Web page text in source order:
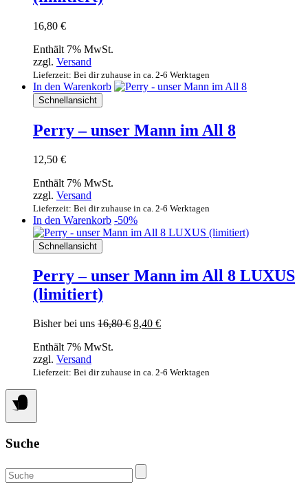
16,80 €
Enthält 7% MwSt.
zzgl. Versand
Lieferzeit: Bei dir zuhause in ca. 2-6 Werktagen
In den Warenkorb
Schnellansicht
Perry – unser Mann im All 8
12,50 €
Enthält 7% MwSt.
zzgl. Versand
Lieferzeit: Bei dir zuhause in ca. 2-6 Werktagen
In den Warenkorb -50%
Schnellansicht
Perry – unser Mann im All 8 LUXUS
(limitiert)
Bisher bei uns 16,80€ Ursprünglicher
8,40 €Aktueller
Enthält 7% MwSt.
zzgl. Versand
Lieferzeit: Bei dir zuhause in ca. 2-6 Werktagen
Suche
Suchen
nach: